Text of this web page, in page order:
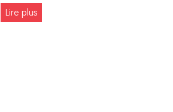
Lire plus